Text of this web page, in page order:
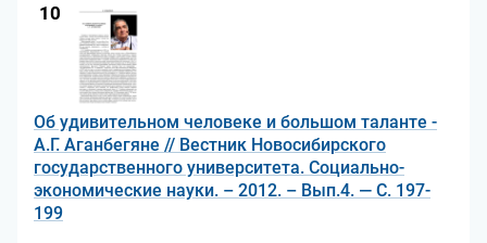
10
Об удивительном человеке и большом таланте -
А.Г. Аганбегяне // Вестник Новосибирского
государственного университета. Социально-
экономические науки. – 2012. – Вып.4. — С. 197-
199